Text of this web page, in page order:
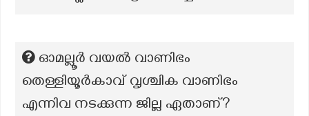
ഓമല്ലൂർ വയൽ വാണിഭം
തെള്ളിയൂർകാവ് വൃശ്ചിക വാണിഭം
എന്നിവ നടക്കുന്ന ജില്ല ഏതാണ്?